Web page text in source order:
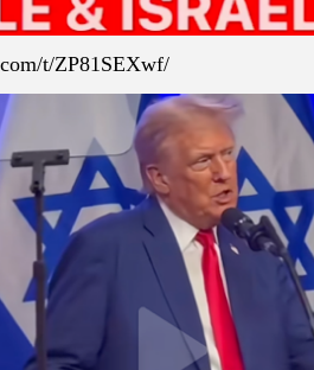
t/ZP81SEXwf/